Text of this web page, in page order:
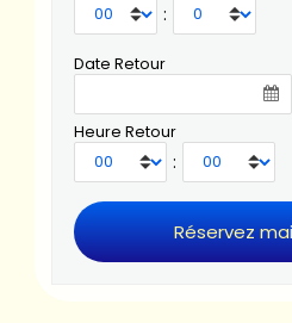
:
Date Retour
Heure Retour
: